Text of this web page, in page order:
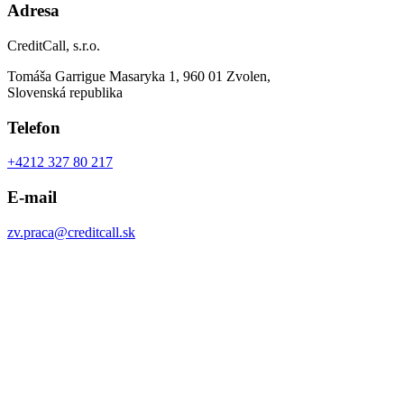
Adresa
CreditCall, s.r.o.
Tomáša Garrigue Masaryka 1, 960 01 Zvolen,
Slovenská republika
Telefon
+4212 327 80 217
E-mail
zv.praca@creditcall.sk